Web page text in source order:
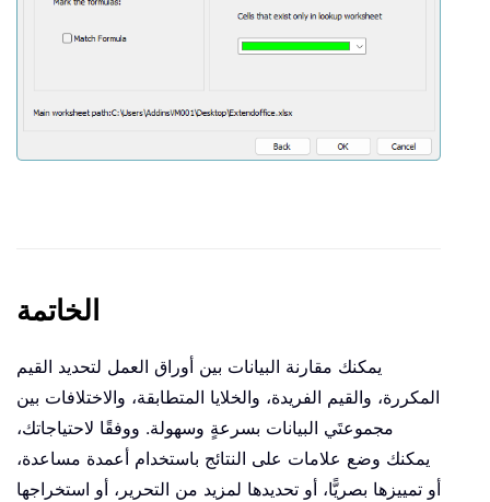
الخاتمة
يمكنك مقارنة البيانات بين أوراق العمل لتحديد القيم
المكررة، والقيم الفريدة، والخلايا المتطابقة، والاختلافات بين
مجموعتَي البيانات بسرعةٍ وسهولة. ووفقًا لاحتياجاتك،
يمكنك وضع علامات على النتائج باستخدام أعمدة مساعدة،
أو تمييزها بصريًّا، أو تحديدها لمزيد من التحرير، أو استخراجها